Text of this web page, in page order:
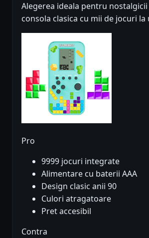
Alegerea ideala pentru
consola clasica cu mii de jocuri
Pro
9999 jocuri integrate
Alimentare cu baterii AAA
Design clasic anii 90
Culori atragatoare
Pret accesibil
Contra